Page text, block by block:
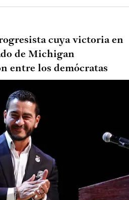
cuya victoria en
de Michigan
entre los demócratas